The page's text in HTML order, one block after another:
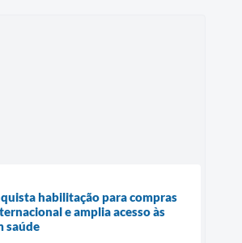
habilitação para compras
e amplia acesso às
saúde